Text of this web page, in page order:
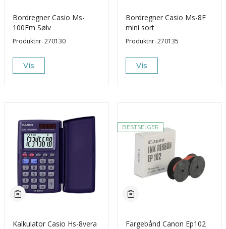
Bordregner Casio Ms-
100Fm Sølv
Produktnr. 270130
Vis
Bordregner Casio Ms-8F
mini sort
Produktnr. 270135
Vis
Kalkulator Casio Hs-8vera
BESTSELGER
Fargebånd Canon Ep102